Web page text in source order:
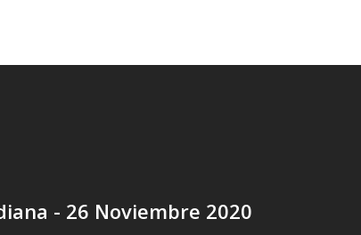
- 26 Noviembre 2020